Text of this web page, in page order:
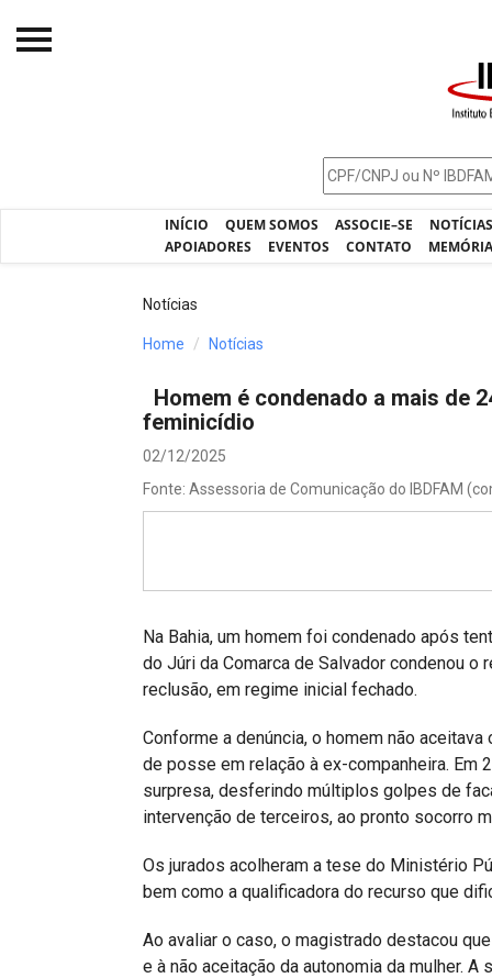
INÍCIO QUEM SOMOS ASSOCIE–SE
APOIADORES
EVENTOS CONTATO
Processos - IBDFAM
Projetos do IBDFAM
Alienação Parental
IBDFAM Educacional
Notícias
Home Notícias
Homem é condenado a mais de
feminicídio
02/12/2025
Fonte: Assessoria de Comunicação do IBDFAM
Na Bahia, um homem foi condenado após
do Júri da Comarca de Salvador condenou o
reclusão, em regime inicial fechado.
Conforme a denúncia, o homem não
de posse em relação à ex-companheira. Em
surpresa, desferindo múltiplos golpes de
intervenção de terceiros, ao pronto socorro
Os jurados acolheram a tese do Ministério
bem como a qualificadora do recurso que
Ao avaliar o caso, o magistrado destacou
e à não aceitação da autonomia da mulher.